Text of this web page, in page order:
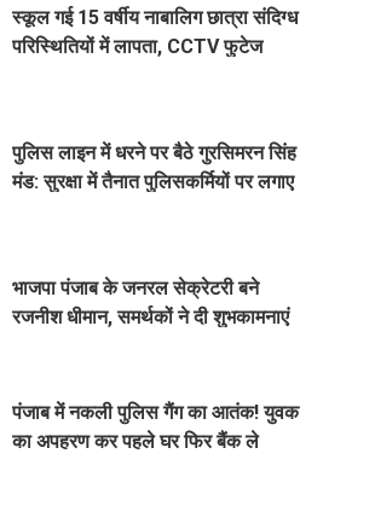
स्कूल गई 15 वर्षीय नाबालिग छात्रा संदिग्ध
परिस्थितियों में लापता, CCTV फुटेज
पुलिस लाइन में धरने पर बैठे गुरसिमरन सिंह
मंड: सुरक्षा में तैनात पुलिसकर्मियों पर लगाए
भाजपा पंजाब के जनरल सेक्रेटरी बने
रजनीश धीमान, समर्थकों ने दी शुभकामनाएं
पंजाब में नकली पुलिस गैंग का आतंक! युवक
का अपहरण कर पहले घर फिर बैंक ले